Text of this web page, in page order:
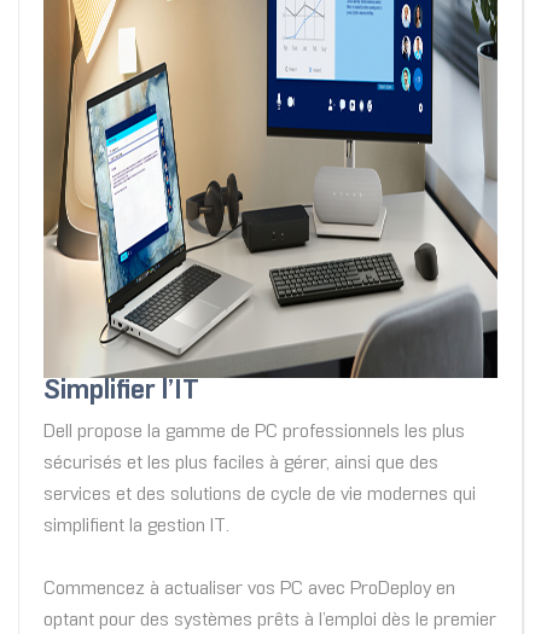
Simplifier l’IT
Dell propose la gamme de PC professionnels les plus
sécurisés et les plus faciles à gérer, ainsi que des
services et des solutions de cycle de vie modernes qui
simplifient la gestion IT.
Commencez à actualiser vos PC avec ProDeploy en
optant pour des systèmes prêts à l’emploi dès le premier